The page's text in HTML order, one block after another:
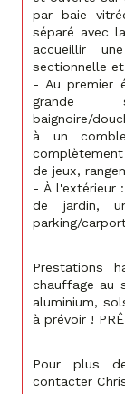
par baie
séparé avec
accueillir
sectionnelle
- Au premier
baignoire/
à un
de jeux,
- À l'extérieur
de jardin,
parking/
Prestations
chauffage au
aluminium,
à prévoir !
Pour plus
contacter